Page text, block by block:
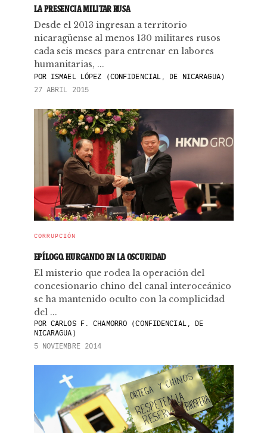
LA PRESENCIA MILITAR RUSA
Desde el 2013 ingresan a territorio
nicaragüense al menos 130 militares rusos
cada seis meses para entrenar en labores
humanitarias, ...
PORISMAEL LÓPEZ (CONFIDENCIAL, DE NICARAGUA)
27 ABRIL 2015
CORRUPCIÓN
EPÍLOGO. HURGANDO EN LA OSCURIDAD
El misterio que rodea la operación del
concesionario chino del canal interoceánico
se ha mantenido oculto con la complicidad
del ...
PORCARLOS F. CHAMORRO (CONFIDENCIAL, DE
NICARAGUA)
5 NOVIEMBRE 2014